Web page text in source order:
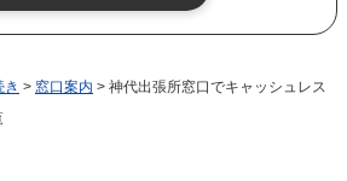
き > 窓口案内 > 神代出張所窓口でキャッシュレス